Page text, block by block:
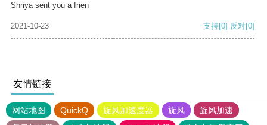
Shriya sent you a frien
2021-10-23 支持[0] 反对[0]
友情链接
网站地图 QuickQ 旋风加速度器 旋风
旋风加速